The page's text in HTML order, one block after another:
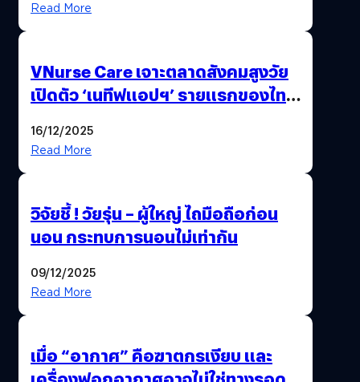
Read More
VNurse Care เจาะตลาดสังคมสูงวัย
เปิดตัว ‘เนทีฟแอปฯ’ รายแรกของไทย
จบในที่เดียว
16/12/2025
Read More
วิจัยชี้ ! วัยรุ่น – ผู้ใหญ่ ไถมือถือก่อน
นอน กระทบการนอนไม่เท่ากัน
09/12/2025
Read More
เมื่อ “อากาศ” คือฆาตกรเงียบ และ